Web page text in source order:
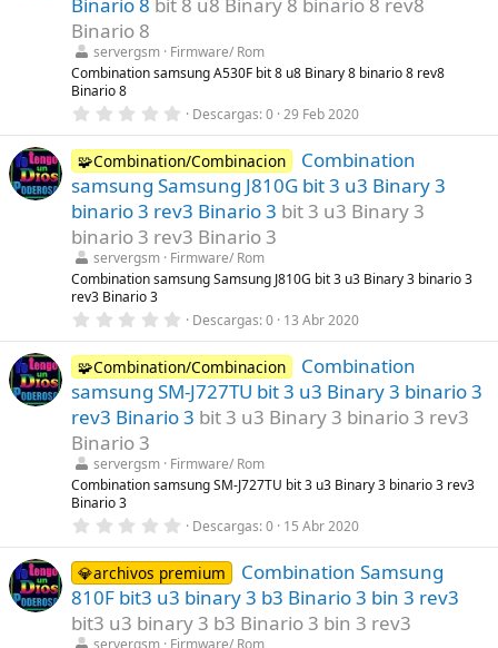
r
l
l
a
s
Binario 8
servergsm Firmware/ Rom
Combination samsung A530F bit 8 u8 Binary 8 binario 8 rev8
Binario 8
0
0
0
e
s
t
r
e
l
l
a
s
Descargas 0 29 Feb 2020
🧩Combination/Combinacion
Combination
samsung Samsung J810G bit 3 u3 Binary 3
binario 3 rev3 Binario 3 bit 3 u3 Binary 3
binario 3 rev3 Binario 3
servergsm Firmware/ Rom
Combination samsung Samsung J810G bit 3 u3 Binary 3 binario 3
rev3 Binario 3
0
0
0
e
s
t
r
l
l
a
s
Descargas 0 13 Abr 2020
🧩Combination/Combinacion
Combination
samsung SM-J727TU bit 3 u3 Binary 3 binario 3
rev3 Binario 3 bit 3 u3 Binary 3 binario 3 rev3
Binario 3
servergsm Firmware/ Rom
Combination samsung SM-J727TU bit 3 u3 Binary 3 binario 3 rev3
Binario 3
0
0
0
e
s
t
r
Descargas 0 15 Abr 2020
💎archivos premium
Combination Samsung
810F bit3 u3 binary 3 b3 Binario 3 bin 3 rev3
bit3 u3 binary 3 b3 Binario 3 bin 3 rev3
servergsm Firmware/ Rom